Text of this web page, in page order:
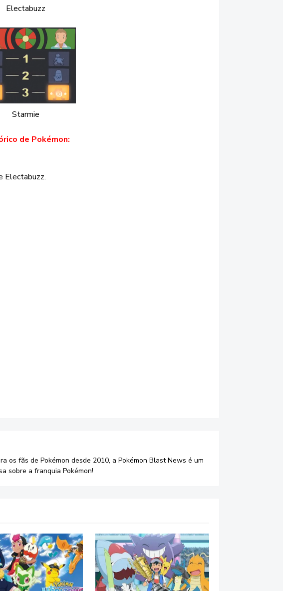
Electabuzz
Starmie
de Pokémon:
Electabuzz.
os fãs de Pokémon desde 2010, a Pokémon Blast News é um
sobre a franquia Pokémon!